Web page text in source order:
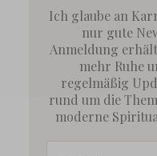
Ich glaube an
nur gute
Anmeldung
mehr Ruhe
regelmäßig
rund um die
moderne